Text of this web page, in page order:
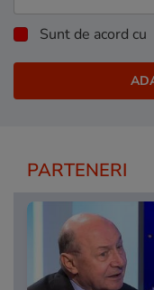
Sunt de acord cu
PARTENERI